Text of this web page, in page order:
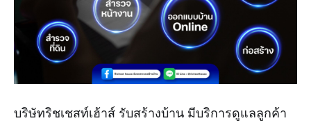
บริษัทริชเชสท์เฮ้าส์ รับสร้างบ้าน มีบริการดูแลลูกค้า